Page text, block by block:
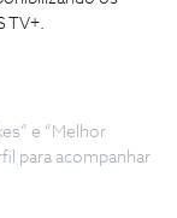
TV+.
e “Melhor
para acompanhar